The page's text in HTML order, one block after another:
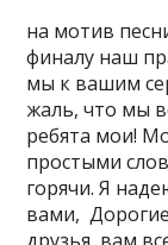
на мотив
финалу наш
мы к вашим
жаль, что мы
ребята мои!
простыми
горячи. Я
вами,